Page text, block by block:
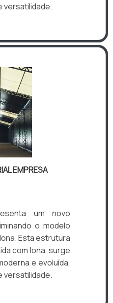
versatilidade.
EMPRESA
um novo
o modelo
Esta estrutura
com lona, surge
e evoluída,
versatilidade.